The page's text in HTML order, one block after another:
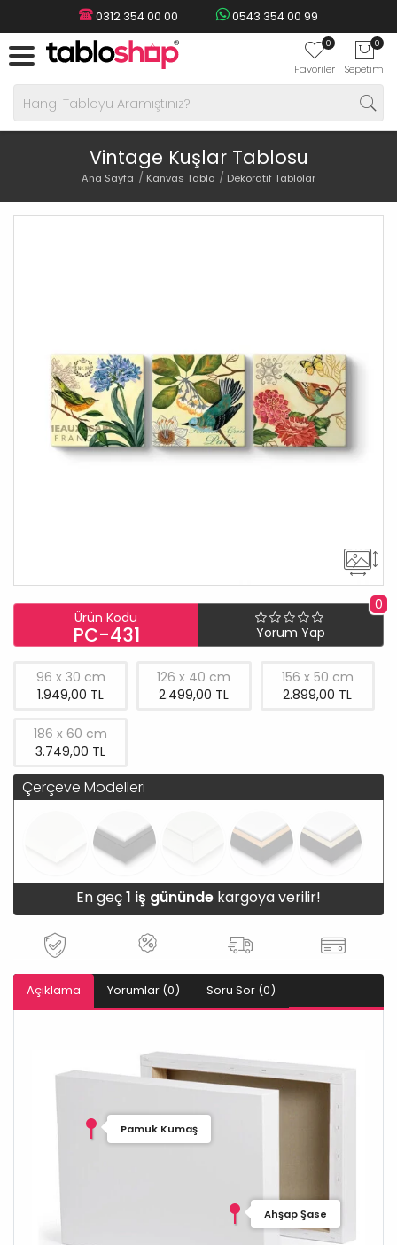
0312 354 00 00 0543 354 00 99
0
Favoriler
0
Sepetim
Vintage Kuşlar Tablosu
Ana Sayfa Kanvas Tablo Dekoratif Tablolar
Ürün Kodu
PC-431
0
Yorum Yap
96 x 30 cm
1.949,00 TL
126 x 40 cm
2.499,00 TL
156 x 50 cm
2.899,00 TL
186 x 60 cm
3.749,00 TL
Çerçeve Modelleri
En geç1 iş gününde kargoya verilir!
Açıklama Yorumlar (0) Soru Sor (0)
Pamuk Kumaş
Ahşap Şase